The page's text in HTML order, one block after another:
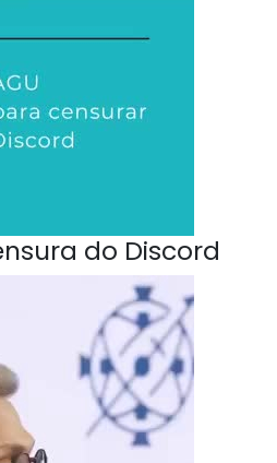
do Discord